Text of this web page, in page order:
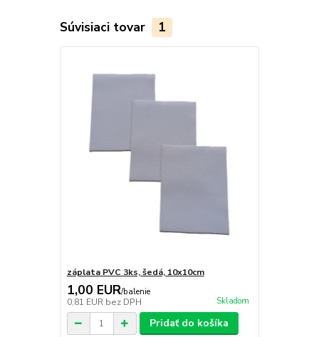
Súvisiaci tovar 1
záplata PVC 3ks, šedá, 10x10cm
1,00 EUR/balenie
0,81 EUR bez DPH Skladom
Pridať do košíka